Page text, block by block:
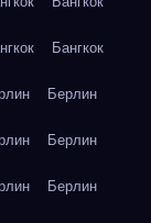
Бангкок
Берлин
Берлин
Берлин